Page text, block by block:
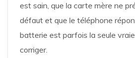
est sain, que la carte mère ne
défaut et que le téléphone
batterie est parfois la seule
corriger.